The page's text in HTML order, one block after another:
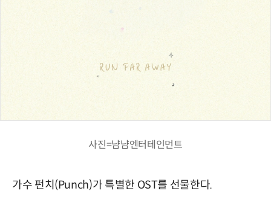
사진=냠냠엔터테인먼트
가수 펀치(Punch)가 특별한 OST를 선물한다.